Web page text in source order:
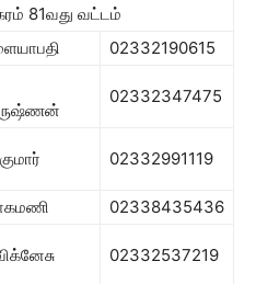
81வது வட்டம்
02332190615
02332347475
02332991119
02338435436
02332537219